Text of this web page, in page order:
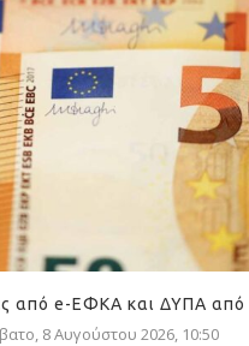
από e-ΕΦΚΑ και ΔΥΠΑ από
8 Αυγούστου 2026, 10:50